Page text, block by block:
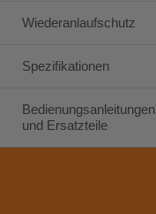
Wiederanlaufschutz
Spezifikationen
Bedienungsanleitungen
und Ersatzteile